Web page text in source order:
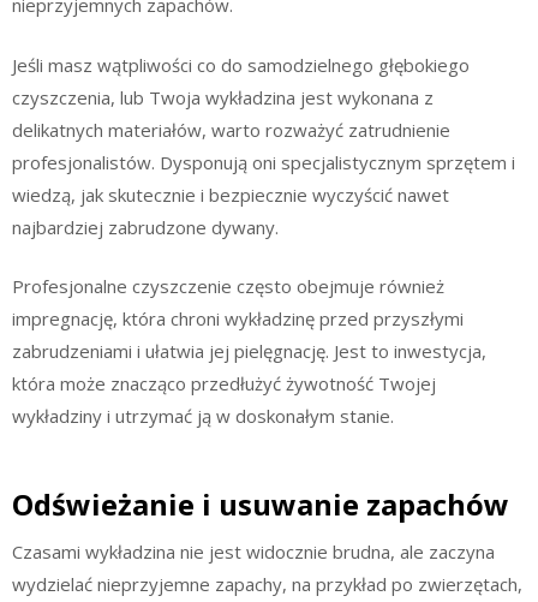
nieprzyjemnych zapachów.
Jeśli masz wątpliwości co do samodzielnego głębokiego
czyszczenia, lub Twoja wykładzina jest wykonana z
delikatnych materiałów, warto rozważyć zatrudnienie
profesjonalistów. Dysponują oni specjalistycznym sprzętem i
wiedzą, jak skutecznie i bezpiecznie wyczyścić nawet
najbardziej zabrudzone dywany.
Profesjonalne czyszczenie często obejmuje również
impregnację, która chroni wykładzinę przed przyszłymi
zabrudzeniami i ułatwia jej pielęgnację. Jest to inwestycja,
która może znacząco przedłużyć żywotność Twojej
wykładziny i utrzymać ją w doskonałym stanie.
Odświeżanie i usuwanie zapachów
Czasami wykładzina nie jest widocznie brudna, ale zaczyna
wydzielać nieprzyjemne zapachy, na przykład po zwierzętach,